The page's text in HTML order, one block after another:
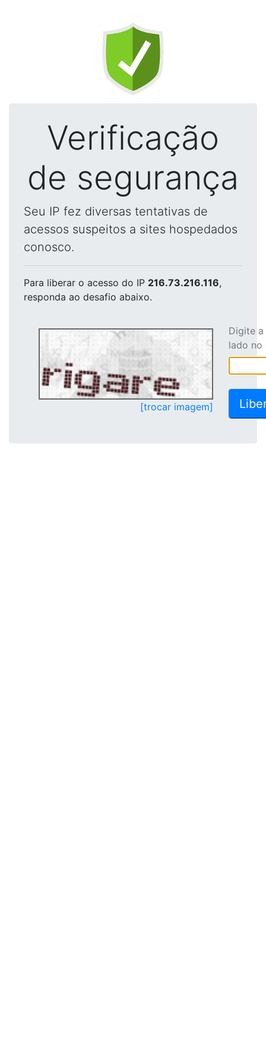
Verificação
de segurança
Seu IP fez diversas tentativas de
acessos suspeitos a sites hospedados
conosco.
Para liberar o acesso do IP 216.73.216.116,
responda ao desafio abaixo.
[trocar imagem]
Digite
lado no